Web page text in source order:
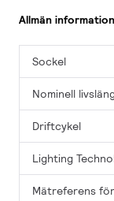
Allmän information
Sockel
Nominell
Driftcykel
Lighting
Mätreferens